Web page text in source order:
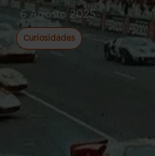
6 Agosto 2025
Curiosidades